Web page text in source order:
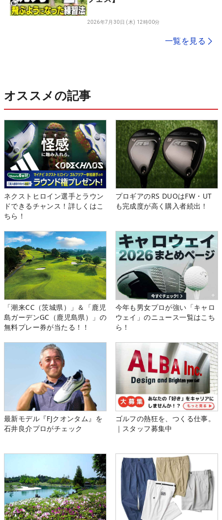
2026年7月30日 (木) 12時00分
一覧を見る
オススメの記事
ネクストヒロイン選手とラウン
ドできるチャンス！詳しくはこ
ちら！
プロギアのRS DUOはFW・UT
も完成度が高く購入者続出！
「潮来CC（茨城県）」＆「鹿児
島ガーデンGC（鹿児島県）」の
無料プレー券が当たる！！
今年も男女プロが強い「キャロ
ウェイ」のニュース一覧はこち
ら！
最新モデル『FJクオンタム』を
石井良介プロがチェック
ゴルフの熱狂を、つくる仕事。
｜スタッフ募集中